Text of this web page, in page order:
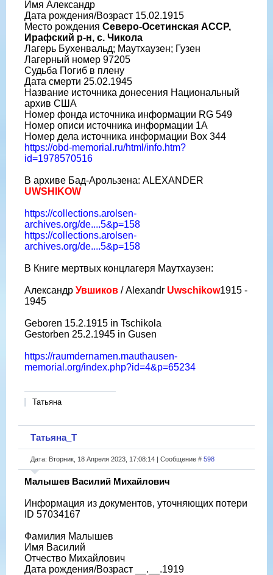
Имя Александр
Дата рождения/Возраст 15.02.1915
Место рождения Северо-Осетинская АССР,
Ирафский р-н, с. Чикола
Лагерь Бухенвальд; Маутхаузен; Гузен
Лагерный номер 97205
Судьба Погиб в плену
Дата смерти 25.02.1945
Название источника донесения Национальный
архив США
Номер фонда источника информации RG 549
Номер описи источника информации 1A
Номер дела источника информации Box 344
https://obd-memorial.ru/html/info.htm?
id=1978570516
В архиве Бад-Арользена: ALEXANDER
UWSHIKOW
https://collections.arolsen-
archives.org/de....5&p=158
https://collections.arolsen-
archives.org/de....5&p=158
В Книге мертвых концлагеря Маутхаузен:
Александр Увшиков / Alexandr Uwschikow1915 -
1945
Geboren 15.2.1915 in Tschikola
Gestorben 25.2.1945 in Gusen
https://raumdernamen.mauthausen-
memorial.org/index.php?id=4&p=65234
Татьяна
Татьяна_Т
Дата: Вторник, 18 Апреля 2023, 17:08:14 | Сообщение # 598
Малышев Василий Михайлович
Информация из документов, уточняющих потери
ID 57034167
Фамилия Малышев
Имя Василий
Отчество Михайлович
Дата рождения/Возраст __.__.1919